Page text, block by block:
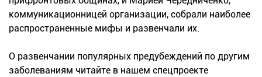
коммуникационницей организации, собрали наиболее
распространенные мифы и развенчали их.
О развенчании популярных предубеждений по другим
заболеваниям читайте в нашем спецпроекте